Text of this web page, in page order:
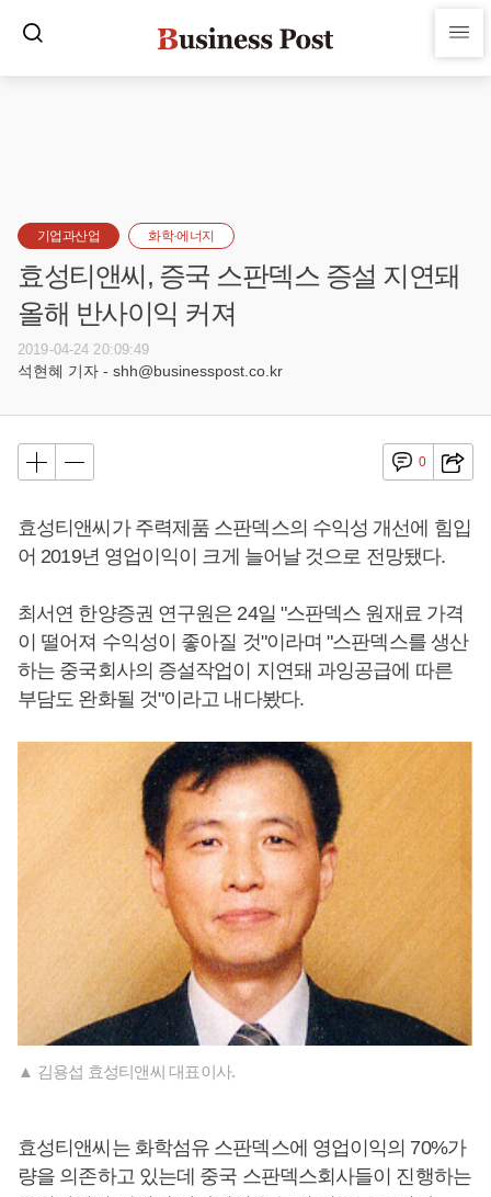
기업과산업 화학·에너지
효성티앤씨, 증국 스판덱스 증설 지연돼
올해 반사이익 커져
2019-04-24 20:09:49
석현혜 기자 - shh@businesspost.co.kr
0
효성티앤씨가 주력제품 스판덱스의 수익성 개선에 힘입
어 2019년 영업이익이 크게 늘어날 것으로 전망됐다.
최서연 한양증권 연구원은 24일 "스판덱스 원재료 가격
이 떨어져 수익성이 좋아질 것"이라며 "스판덱스를 생산
하는 중국회사의 증설작업이 지연돼 과잉공급에 따른
부담도 완화될 것"이라고 내다봤다.
▲ 김용섭 효성티앤씨 대표이사.
효성티앤씨는 화학섬유 스판덱스에 영업이익의 70%가
량을 의존하고 있는데 중국 스판덱스회사들이 진행하는